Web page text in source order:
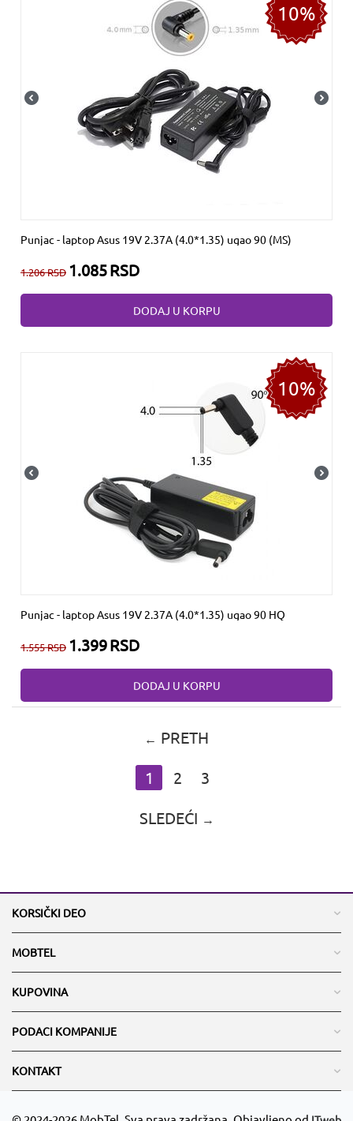
10%
Punjac - laptop Asus 19V 2.37A (4.0*1.35) ugao 90 (MS)
1.206RSD 1.085RSD
DODAJ U KORPU
10%
Punjac - laptop Asus 19V 2.37A (4.0*1.35) ugao 90 HQ
1.555RSD 1.399RSD
DODAJ U KORPU
PRETH
1 2 3
SLEDEĆI
KORSIČKI DEO
MOBTEL
KUPOVINA
PODACI KOMPANIJE
KONTAKT